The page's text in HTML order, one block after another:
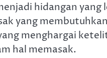
hidangan
yang
menghargai
hal memasak.